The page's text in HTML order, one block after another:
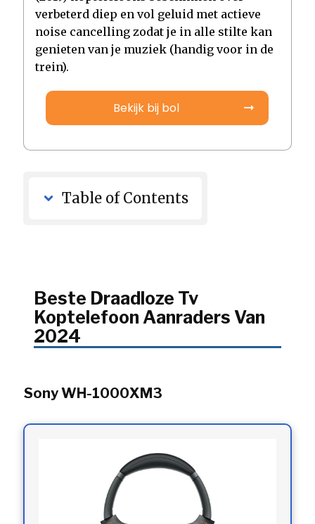
verbeterd diep en vol geluid met actieve
noise cancelling zodat je in alle stilte kan
genieten van je muziek (handig voor in de
trein).
Bekijk bij bol
Table of Contents
Beste Draadloze Tv
Koptelefoon Aanraders Van
2024
Sony WH-1000XM3